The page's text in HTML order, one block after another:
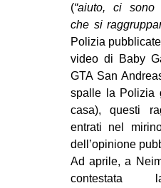
(“aiuto, ci sono
che si
Polizia
video di Baby
GTA San
spalle la Polizia
casa), questi
entrati nel
dell’opinione
Ad aprile, a
contestata